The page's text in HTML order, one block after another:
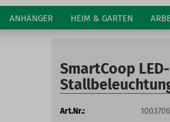
E-Mail
Konto erstellen
ANHÄNGER HEIM & GARTEN
SmartCoop LED-
Art.Nr.: